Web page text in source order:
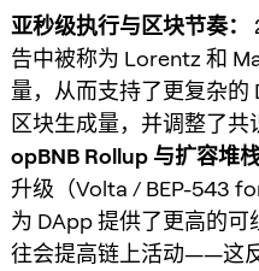
亚秒级执行与区块节奏：
告中被称为 Lorentz 和
量，从而支持了更复杂的
区块生成量，并调整了
opBNB Rollup 与扩容堆栈
升级（Volta / BEP-543
为 DApp 提供了更高的
往会提高链上活动——这反